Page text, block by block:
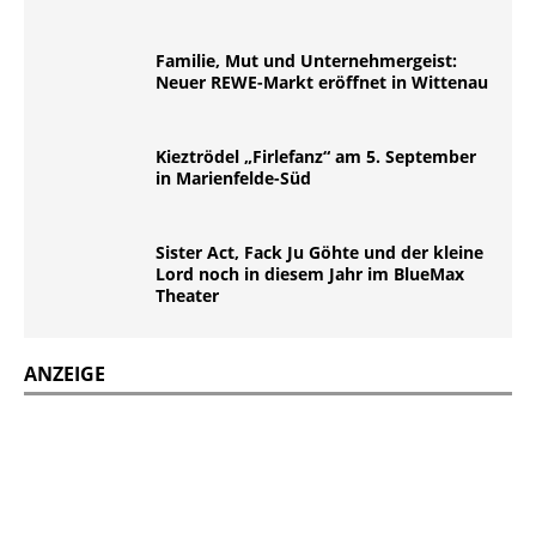
Familie, Mut und Unternehmergeist:
Neuer REWE-Markt eröffnet in Wittenau
Kieztrödel „Firlefanz“ am 5. September
in Marienfelde-Süd
Sister Act, Fack Ju Göhte und der kleine
Lord noch in diesem Jahr im BlueMax
Theater
ANZEIGE